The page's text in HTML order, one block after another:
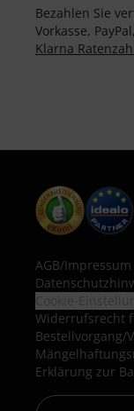
Bezahlen Sie
Vorkasse,
Klarna
AGB/Impressum
Widerrufsrecht
Bestellvorgang/
Erklärung zur